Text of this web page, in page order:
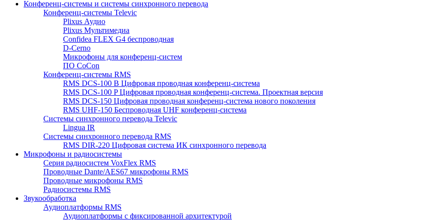
Конференц-системы и системы синхронного перевода
Конференц-системы Televic
Plixus Аудио
Plixus Мультимедиа
Confidea FLEX G4 беспроводная
D-Cerno
Микрофоны для конференц-систем
ПО CoCon
Конференц-системы RMS
RMS DCS-100 B Цифровая проводная конференц-система
RMS DCS-100 P Цифровая проводная конференц-система. Проектная версия
RMS DCS-150 Цифровая проводная конференц-система нового поколения
RMS UHF-150 Беспроводная UHF конференц-система
Системы синхронного перевода Televic
Lingua IR
Системы синхронного перевода RMS
RMS DIR-220 Цифровая система ИК синхронного перевода
Микрофоны и радиосистемы
Серия радиосистем VoxFlex RMS
Проводные Dante/AES67 микрофоны RMS
Проводные микрофоны RMS
Радиосистемы RMS
Звукообработка
Аудиоплатформы RMS
Аудиоплатформы с фиксированной архитектурой